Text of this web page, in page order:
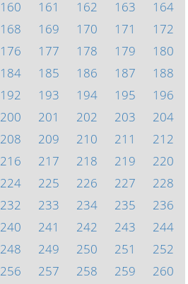
160 161 162 163
164
168 169 170 171
172
176 177 178 179
180
184 185 186 187
188
192 193 194 195
196
200 201 202 203
204
208 209 210 211
212
216 217 218 219
220
224 225 226 227
228
232 233 234 235
236
240 241 242 243
244
248 249 250 251
252
256 257 258 259
260